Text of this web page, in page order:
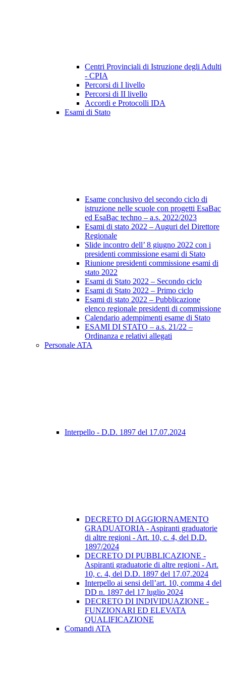
Centri Provinciali di Istruzione degli Adulti
- CPIA
Percorsi di I livello
Percorsi di II livello
Accordi e Protocolli IDA
Esami di Stato
Esame conclusivo del secondo ciclo di
istruzione nelle scuole con progetti EsaBac
ed EsaBac techno – a.s. 2022/2023
Esami di stato 2022 – Auguri del Direttore
Regionale
Slide incontro dell’ 8 giugno 2022 con i
presidenti commissione esami di Stato
Riunione presidenti commissione esami di
stato 2022
Esami di Stato 2022 – Secondo ciclo
Esami di Stato 2022 – Primo ciclo
Esami di stato 2022 – Pubblicazione
elenco regionale presidenti di commissione
Calendario adempimenti esame di Stato
ESAMI DI STATO – a.s. 21/22 –
Ordinanza e relativi allegati
Personale ATA
Interpello - D.D. 1897 del 17.07.2024
DECRETO DI AGGIORNAMENTO
GRADUATORIA - Aspiranti graduatorie
di altre regioni - Art. 10, c. 4, del D.D.
1897/2024
DECRETO DI PUBBLICAZIONE -
Aspiranti graduatorie di altre regioni - Art.
10, c. 4, del D.D. 1897 del 17.07.2024
Interpello ai sensi dell’art. 10, comma 4 del
DD n. 1897 del 17 luglio 2024
DECRETO DI INDIVIDUAZIONE -
FUNZIONARI ED ELEVATA
QUALIFICAZIONE
Comandi ATA